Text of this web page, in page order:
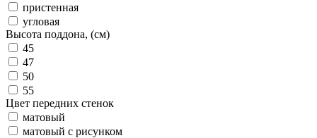
пристенная
угловая
Высота поддона, (см)
45
47
50
55
Цвет передних стенок
матовый
матовый с рисунком